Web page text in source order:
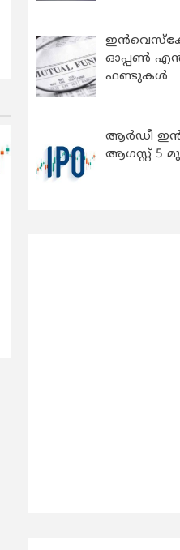
ഓപ്പണ്‍
ഫണ്ടുകള്‍
ആർഡീ
ആഗസ്റ്റ് 5